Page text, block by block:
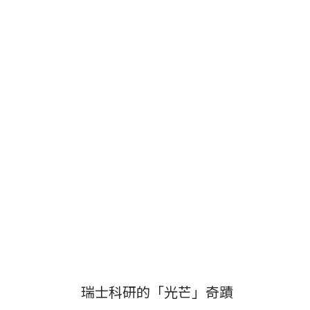
瑞士科研的「光芒」奇蹟